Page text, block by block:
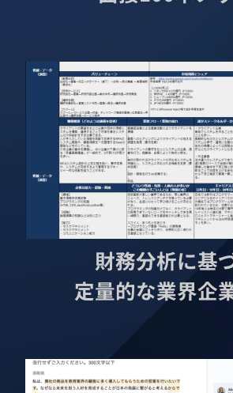
財務分析に基
定量的な業界企